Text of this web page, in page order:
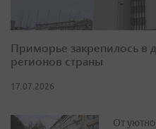
Приморье закрепилось в
регионов страны
17.07.2026
От